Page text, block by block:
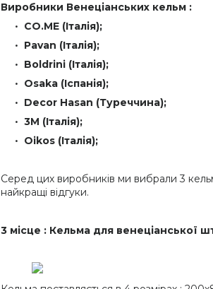
Виробники Венеціанських кельм :
CO.ME (Італія);
Pavan (Італія);
Boldrini (Італія);
Osaka (Іспанія);
Decor Hasan (Туреччина);
3M (Італія);
Oikos (Італія);
Серед цих виробників ми вибрали 3
найкращі відгуки.
3 місце : Кельма для венеціанської